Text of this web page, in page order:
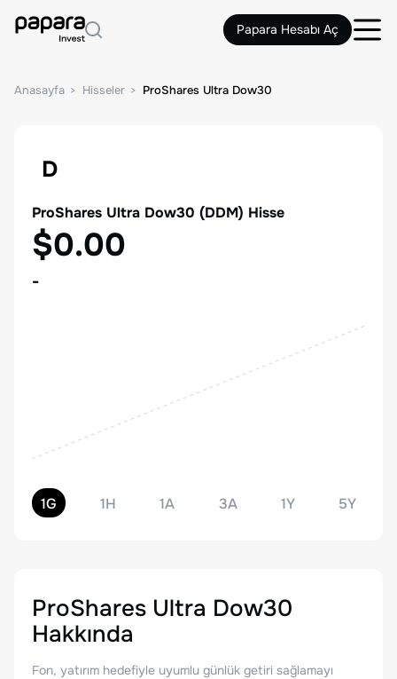
Papara Hesabı Aç
Anasayfa Hisseler ProShares Ultra Dow30
D
ProShares Ultra Dow30 (DDM) Hisse
$0.00
-
1G 1H 1A 3A 1Y 5Y
ProShares Ultra Dow30
Hakkında
Fon, yatırım hedefiyle uyumlu günlük getiri sağlamayı